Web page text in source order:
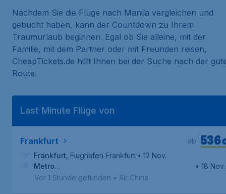
Nachdem Sie die Flüge nach Manila vergleichen und
gebucht haben, kann der Countdown zu Ihrem
Traumurlaub beginnen. Egal ob Sie alleine, mit der
Familie, mit dem Partner oder mit Freunden reisen,
CheapTickets.de hilft Ihnen bei der Suche nach der
Route.
Last Minute Flüge von
Frankfurt 536
ab
Frankfurt Flughafen Frankfurt • 12 Nov.
Metro
Manila, Internationaler Flughafen Ninoy Aquino
• 18 Nov.
Vor 1 Stunde gefunden • Air China